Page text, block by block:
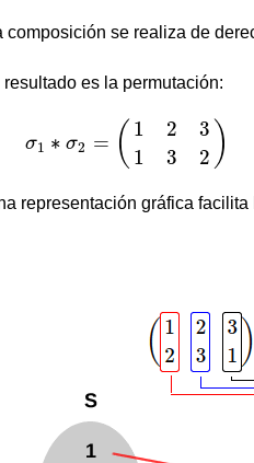
composición se realiza de
resultado es la permutación:
σ1 ∗ σ2 = ( 1 2
3
1
3 2 )
=(1 1 2)
representación gráfica